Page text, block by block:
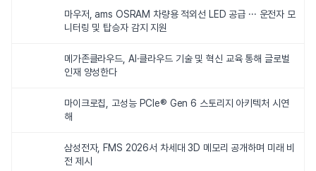
마우저, ams OSRAM 차량용 적외선 LED 공급 ··· 운전자 모
니터링 및 탑승자 감지 지원
메가존클라우드, AI·클라우드 기술 및 혁신 교육 통해 글로벌
인재 양성한다
마이크로칩, 고성능 PCIe® Gen 6 스토리지 아키텍처 시연
해
삼성전자, FMS 2026서 차세대 3D 메모리 공개하며 미래 비
전 제시